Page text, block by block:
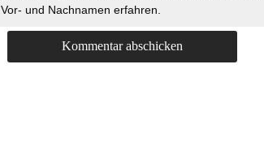
Vor- und Nachnamen erfahren.